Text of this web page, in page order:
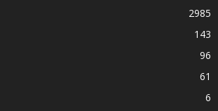
2985
143
96
61
6